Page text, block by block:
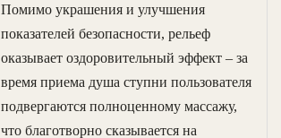
Помимо украшения и улучшения
показателей безопасности, рельеф
оказывает оздоровительный эффект – за
время приема душа ступни пользователя
подвергаются полноценному массажу,
что благотворно сказывается на